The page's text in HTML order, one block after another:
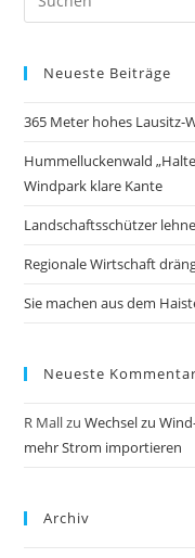
Neueste Beiträge
365 Meter hohes
Hummelluckenwald
Windpark klare Kante
Landschaftsschützer
Regionale Wirtschaft
Sie machen aus dem
Neueste
R MallzuWechsel zu
mehr Strom importieren
Archiv